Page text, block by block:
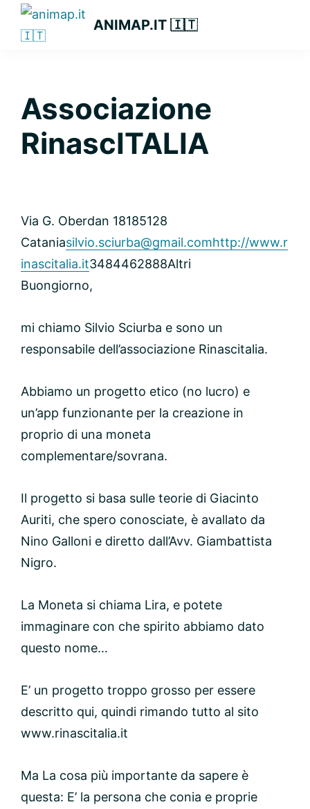
Passa
Passa
Passa
primaria
ANIMAP.IT 🇮🇹
Associazione
RinascITALIA
Via G. Oberdan 18185128
Cataniasilvio.sciurba@gmail.comhttp://www.r
inascitalia.it3484462888Altri
Buongiorno,
mi chiamo Silvio Sciurba e sono un
responsabile dell’associazione Rinascitalia.
Abbiamo un progetto etico (no lucro) e
un’app funzionante per la creazione in
proprio di una moneta
complementare/sovrana.
Il progetto si basa sulle teorie di Giacinto
Auriti, che spero conosciate, è avallato da
Nino Galloni e diretto dall’Avv. Giambattista
Nigro.
La Moneta si chiama Lira, e potete
immaginare con che spirito abbiamo dato
questo nome…
E’ un progetto troppo grosso per essere
descritto qui, quindi rimando tutto al sito
www.rinascitalia.it
Ma La cosa più importante da sapere è
questa: E’ la persona che conia e proprie